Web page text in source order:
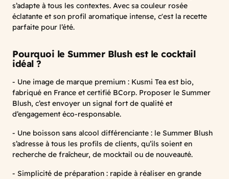
s’adapte à tous les contextes. Avec sa couleur rosée
éclatante et son profil aromatique intense, c'est la recette
parfaite pour l’été.
Pourquoi le Summer Blush est le cocktail
idéal ?
- Une image de marque premium : Kusmi Tea est bio,
fabriqué en France et certifié BCorp. Proposer le Summer
Blush, c’est envoyer un signal fort de qualité et
d’engagement éco-responsable.
- Une boisson sans alcool différenciante : le Summer Blush
s’adresse à tous les profils de clients, qu’ils soient en
recherche de fraîcheur, de mocktail ou de nouveauté.
- Simplicité de préparation : rapide à réaliser en grande